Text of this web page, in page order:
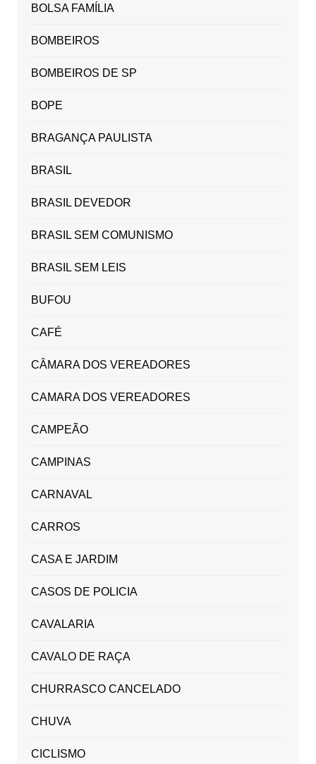
BOLSA FAMÍLIA
BOMBEIROS
BOMBEIROS DE SP
BOPE
BRAGANÇA PAULISTA
BRASIL
BRASIL DEVEDOR
BRASIL SEM COMUNISMO
BRASIL SEM LEIS
BUFOU
CAFÉ
CÂMARA DOS VEREADORES
CAMARA DOS VEREADORES
CAMPEÃO
CAMPINAS
CARNAVAL
CARROS
CASA E JARDIM
CASOS DE POLICIA
CAVALARIA
CAVALO DE RAÇA
CHURRASCO CANCELADO
CHUVA
CICLISMO